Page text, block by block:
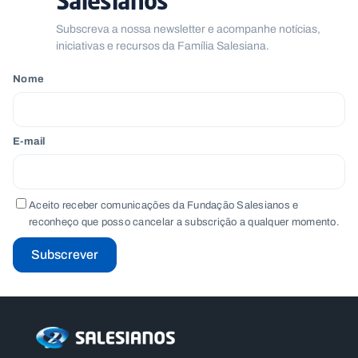
Subscreva a nossa newsletter e acompanhe notícias,
iniciativas e recursos da Família Salesiana.
Nome
E-mail
Aceito receber comunicações da Fundação Salesianos e
reconheço que posso cancelar a subscrição a qualquer momento.
Subscrever